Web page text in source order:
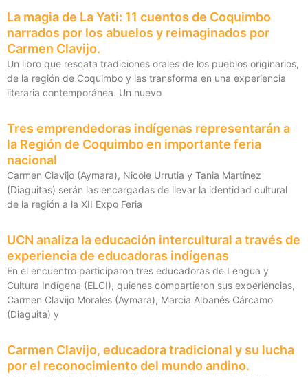
-
f
m
La magia de La Yati: 11 cuentos de Coquimbo
narrados por los abuelos y reimaginados por
Carmen Clavijo.
Un libro que rescata tradiciones orales de los pueblos originarios,
de la región de Coquimbo y las transforma en una experiencia
literaria contemporánea. Un nuevo
Tres emprendedoras indígenas representarán a
la Región de Coquimbo en importante feria
nacional
Carmen Clavijo (Aymara), Nicole Urrutia y Tania Martínez
(Diaguitas) serán las encargadas de llevar la identidad cultural
de la región a la XII Expo Feria
UCN analiza la educación intercultural a través de
experiencia de educadoras indígenas
En el encuentro participaron tres educadoras de Lengua y
Cultura Indígena (ELCI), quienes compartieron sus experiencias,
Carmen Clavijo Morales (Aymara), Marcia Albanés Cárcamo
(Diaguita) y
Carmen Clavijo, educadora tradicional y su lucha
por el reconocimiento del mundo andino.